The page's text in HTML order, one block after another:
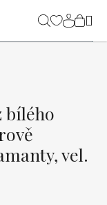
bílého
vel.